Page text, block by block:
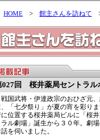
HOME > 館主さんを訪ねて
027回 桜井薬局セントラ
国武将・伊達政宗のおひざ元
、「七夕祭り」が夏の宵を彩り
位置する桜井薬局ビルに「桜
ラル劇場」誕生から３０年。劇
を伺いました。